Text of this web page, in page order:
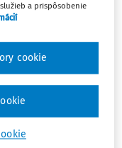
v Kolíne. Jeho
- Friedrich Graf von
najmä na oblasť
práva a má
Freiburgu,
profesora von
a prispôsobenie
cookie